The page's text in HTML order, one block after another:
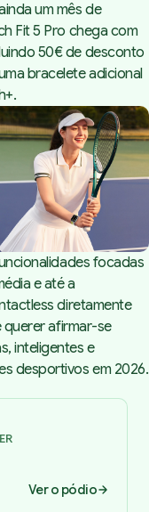
um mês de
Fit 5 Pro chega com
50€ de desconto
bracelete adicional
focadas
e até a
diretamente
querer afirmar-se
inteligentes e
desportivos em 2026.
Ver o pódio